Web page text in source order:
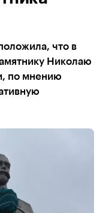
что в
Николаю
по мнению